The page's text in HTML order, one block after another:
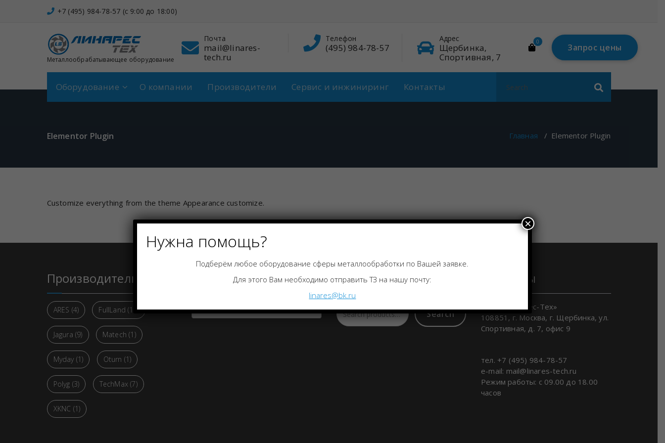
+7 (495) 984-78-57 (c 9:00 до 18:00)
Металлообрабатывающее оборудование
Адрес
Щербинка,
Спортивная, 7
Почта
mail@linares-
tech.ru
Телефон
(495) 984-78-57
Адрес
Щербинка,
Спортивная, 7
Почта
mail@linares-
tech.ru
0
Запрос цены
Оборудование О компании Производители Сервис и инжиниринг Контакты
for:
Elementor Plugin Главная / Elementor Plugin
Customize everything from the theme Appearance customize.
Производители
ARES (4) FullLand (13)
Jagura (9) Matech (1)
Myday (1) Oturn (1)
Polyg (3) TechMax (7)
XKNC (1)
Категории товаров
Select a category
Поиск по каталогу
Search
for:
Search
Контакты
ООО «Линарес-Тех»
108851, г. Москва, г. Щербинка, ул.
Спортивная, д. 7, офис 9
тел. +7 (495) 984-78-57
e-mail: mail@linares-tech.ru
Режим работы: с 09.00 до 18.00
часов
Нужна помощь?
Подберём любое оборудование сферы металлообработки по Вашей заявке.
Для этого Вам необходимо отправить ТЗ на нашу почту:
linares@bk.ru
×